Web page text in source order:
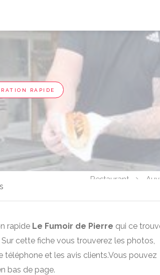
RAPIDE
Restaurant
rapide Le Fumoir de Pierre qui ce
Sur cette fiche vous trouverez les photos,
téléphone et les avis clients.Vous pouvez
bas de page.